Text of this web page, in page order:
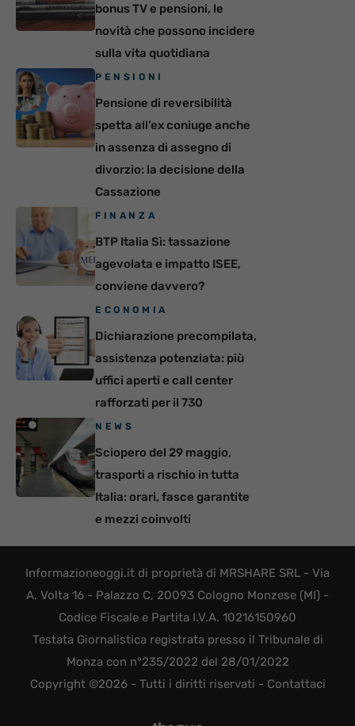
bonus TV e pensioni, le
novità che possono incidere
sulla vita quotidiana
PENSIONI
Pensione di reversibilità
spetta all’ex coniuge anche
in assenza di assegno di
divorzio: la decisione della
Cassazione
FINANZA
BTP Italia Sì: tassazione
agevolata e impatto ISEE,
conviene davvero?
ECONOMIA
Dichiarazione precompilata,
assistenza potenziata: più
uffici aperti e call center
rafforzati per il 730
NEWS
Sciopero del 29 maggio,
trasporti a rischio in tutta
Italia: orari, fasce garantite
e mezzi coinvolti
Informazioneoggi.it di proprietà di MRSHARE SRL - Via
A. Volta 16 - Palazzo C, 20093 Cologno Monzese (MI) -
Codice Fiscale e Partita I.V.A. 10216150960
Testata Giornalistica registrata presso il Tribunale di
Monza con n°235/2022 del 28/01/2022
Copyright ©2026 - Tutti i diritti riservati - Contattaci